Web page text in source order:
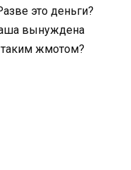
это деньги?
вынуждена
таким жмотом?